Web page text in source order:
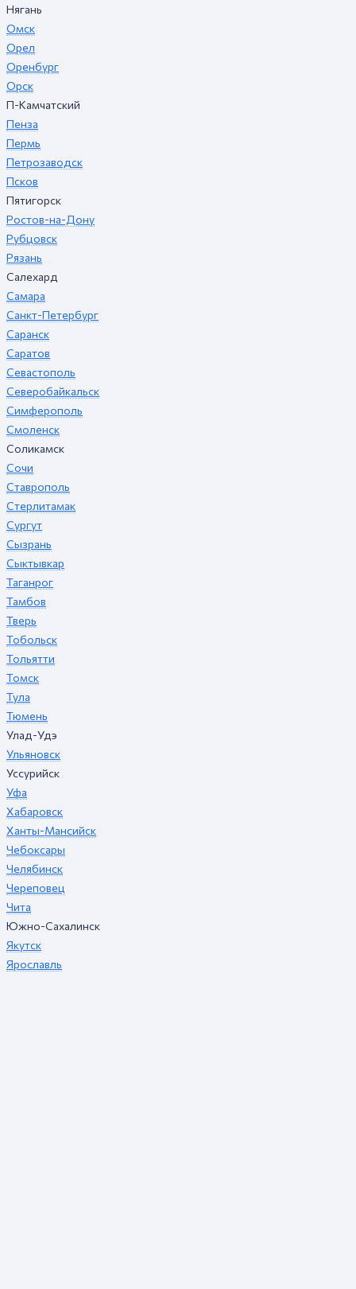
Нягань
Омск
Орел
Оренбург
Орск
П-Камчатский
Пенза
Пермь
Петрозаводск
Псков
Пятигорск
Ростов-на-Дону
Рубцовск
Рязань
Салехард
Самара
Санкт-Петербург
Саранск
Саратов
Севастополь
Северобайкальск
Симферополь
Смоленск
Соликамск
Сочи
Ставрополь
Стерлитамак
Сургут
Сызрань
Сыктывкар
Таганрог
Тамбов
Тверь
Тобольск
Тольятти
Томск
Тула
Тюмень
Улад-Удэ
Ульяновск
Уссурийск
Уфа
Хабаровск
Ханты-Мансийск
Чебоксары
Челябинск
Череповец
Чита
Южно-Сахалинск
Якутск
Ярославль